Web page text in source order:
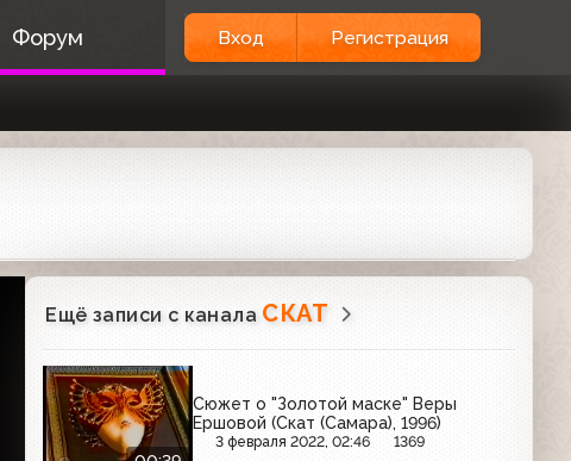
Форум Вход Регистрация
Ещё записи с канала СКАТ
Сюжет о "Золотой маске" Веры
Ершовой (Скат (Самара), 1996)
3 февраля 2022, 02:46 1369